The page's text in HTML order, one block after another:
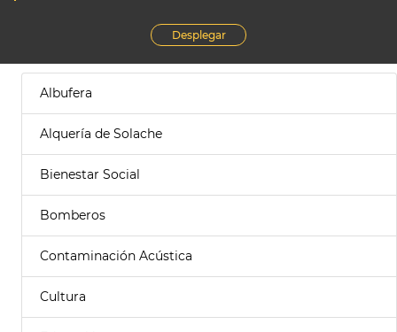
Desplegar
Albufera
Alquería de Solache
Bienestar Social
Bomberos
Contaminación Acústica
Cultura